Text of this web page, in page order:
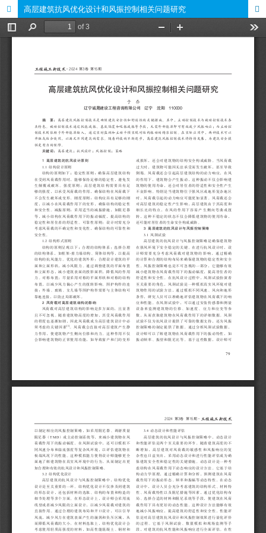
高层建筑抗风优化设计和风振控制相关问题研究